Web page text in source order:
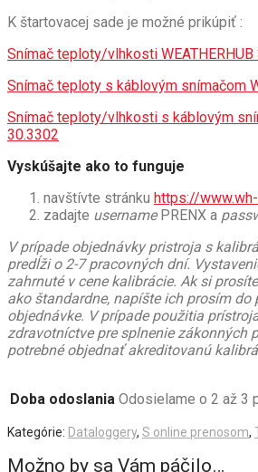
K štartovacej sade je možné prikúpiť :
Snímač teploty/vlhkosti WEATHERHUB
Snímač teploty s káblovým snímačom
Snímač teploty/vlhkosti s káblovým
30.3302
Vyskúšajte ako to funguje
navštívte stránku https://
zadajte usernamePRENX a
V prípade objednávky pristroja s
predĺži o 2-7 pracovných dní.
zahrnuté v cene kalibrácie. Ak si
ako štandardne, napíšte ich prosím do
objednávke. V prípade použitia
zdravotníctve pre splnenie zákonných
potrebné objednať akreditovanú
Doba odoslania Odosielame o 2 až 3
Kategórie: Dataloggery, S online prenosom,
Možno by sa Vám páčilo…